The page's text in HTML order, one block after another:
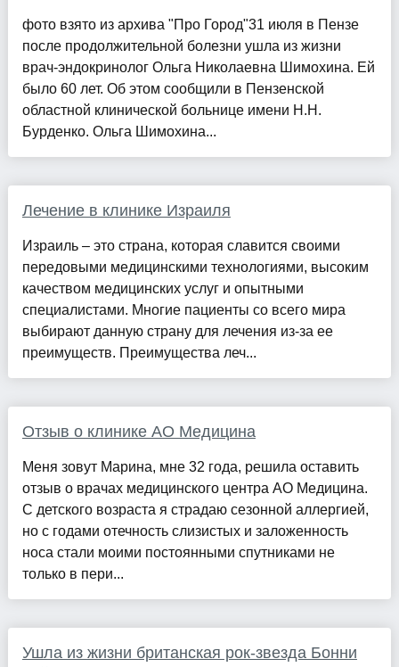
фото взято из архива "Про Город"31 июля в Пензе
после продолжительной болезни ушла из жизни
врач-эндокринолог Ольга Николаевна Шимохина. Ей
было 60 лет. Об этом сообщили в Пензенской
областной клинической больнице имени Н.Н.
Бурденко. Ольга Шимохина...
Лечение в клинике Израиля
Израиль – это страна, которая славится своими
передовыми медицинскими технологиями, высоким
качеством медицинских услуг и опытными
специалистами. Многие пациенты со всего мира
выбирают данную страну для лечения из-за ее
преимуществ. Преимущества леч...
Отзыв о клинике АО Медицина
Меня зовут Марина, мне 32 года, решила оставить
отзыв о врачах медицинского центра АО Медицина.
С детского возраста я страдаю сезонной аллергией,
но с годами отечность слизистых и заложенность
носа стали моими постоянными спутниками не
только в пери...
Ушла из жизни британская рок-звезда Бонни